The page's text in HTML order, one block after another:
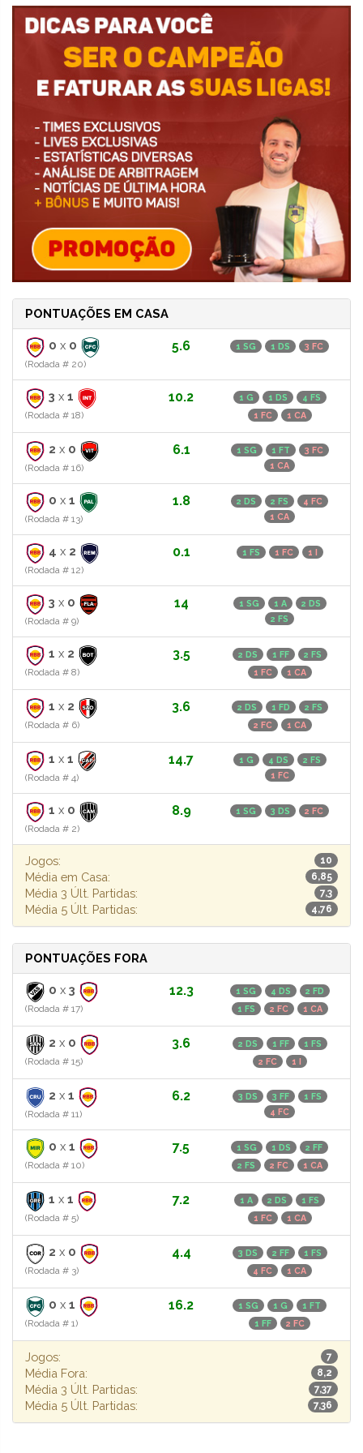
PONTUAÇÕES EM CASA
0 x 0
(Rodada # 20)
5.6 1 SG 1 DS 3 FC
3 x 1
(Rodada # 18)
10.2 1 G 1 DS
4 FS
1 FC
1 CA
2 x 0
(Rodada # 16)
6.1 1 SG 1 FT
3 FC
1 CA
0 x 1
(Rodada # 13)
1.8 2 DS 2 FS
4 FC
1 CA
4 x 2
(Rodada # 12)
0.1 1 FS 1 FC 1 I
3 x 0
(Rodada # 9)
14 1 SG 1 A
2 DS
2 FS
1 x 2
(Rodada # 8)
3.5 2 DS 1 FF
2 FS
1 FC
1 CA
1 x 2
(Rodada # 6)
3.6 2 DS 1 FD
2 FS
2 FC
1 CA
1 x 1
(Rodada # 4)
14.7 1 G 4 DS
2 FS
1 FC
1 x 0
(Rodada # 2)
8.9 1 SG 3 DS 2 FC
Jogos: 10
Média em Casa: 6,85
Média 3 Últ. Partidas: 7,3
Média 5 Últ. Partidas: 4,76
PONTUAÇÕES FORA
0 x 3
(Rodada # 17)
12.3 1 SG 4 DS
2 FD
1 FS
2 FC 1 CA
2 x 0
(Rodada # 15)
3.6 2 DS 1 FF
1 FS
2 FC
1 I
2 x 1
(Rodada # 11)
6.2 3 DS 3 FF
1 FS
4 FC
0 x 1
(Rodada # 10)
7.5 1 SG 1 DS
2 FF
2 FS
2 FC 1 CA
1 x 1
(Rodada # 5)
7.2 1 A 2 DS
1 FS
1 FC
1 CA
2 x 0
(Rodada # 3)
4.4 3 DS 2 FF
1 FS
4 FC
1 CA
0 x 1
(Rodada # 1)
16.2 1 SG 1 G
1 FT
1 FF
2 FC
Jogos: 7
Média Fora: 8,2
Média 3 Últ. Partidas: 7,37
Média 5 Últ. Partidas: 7,36